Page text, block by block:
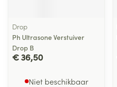
Drop
Ph Ultrasone Verstuiver
Drop B
€ 36,50
Niet beschikbaar